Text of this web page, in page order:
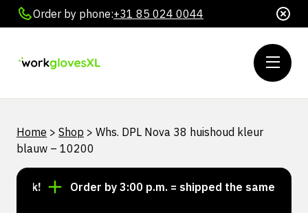
Order by phone:+31 85 024 0044
Home > Shop > Whs. DPL Nova 38 huishoud kleur
blauw – 10200
Order by 3:00 p.m. = shipped the same day